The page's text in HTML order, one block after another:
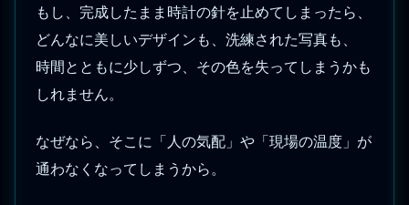
もし、完成したまま時計の針を止めてしまったら、
どんなに美しいデザインも、洗練された写真も、
時間とともに少しずつ、その色を失ってしまうかも
しれません。
なぜなら、そこに「人の気配」や「現場の温度」が
通わなくなってしまうから。